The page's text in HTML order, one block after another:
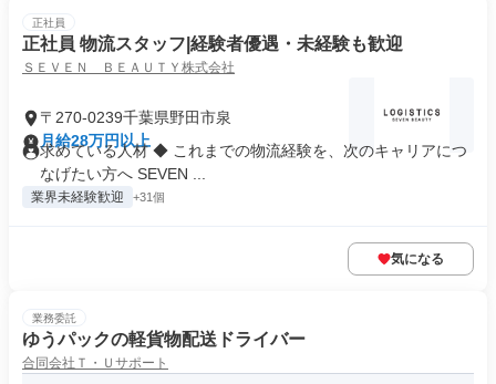
正社員
正社員 物流スタッフ|経験者優遇・未経験も歓迎
ＳＥＶＥＮ ＢＥＡＵＴＹ株式会社
〒270-0239千葉県野田市泉
月給28万円以上
求めている人材 ◆ これまでの物流経験を、次のキャリアにつ
なげたい方へ SEVEN ...
業界未経験歓迎 +31個
気になる
業務委託
ゆうパックの軽貨物配送ドライバー
合同会社Ｔ・Ｕサポート